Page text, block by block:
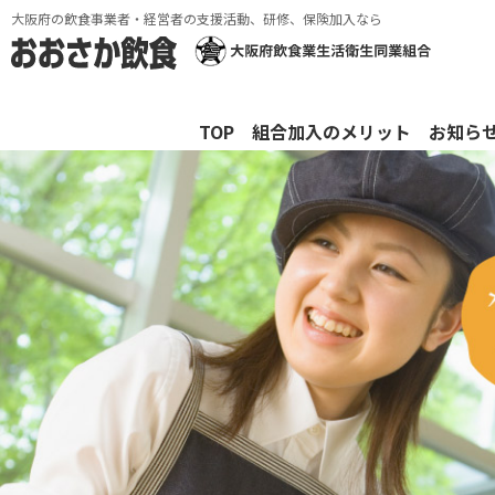
大阪府の飲食事業者・経営者の支援活動、研修、保険加入なら
TOP 組合加入のメリット お知ら